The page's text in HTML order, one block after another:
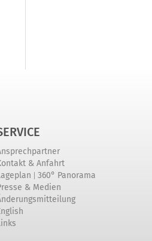
& Anfahrt
| 360° Panorama
& Medien